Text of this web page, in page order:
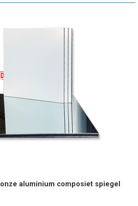
onze aluminium composiet spiegel